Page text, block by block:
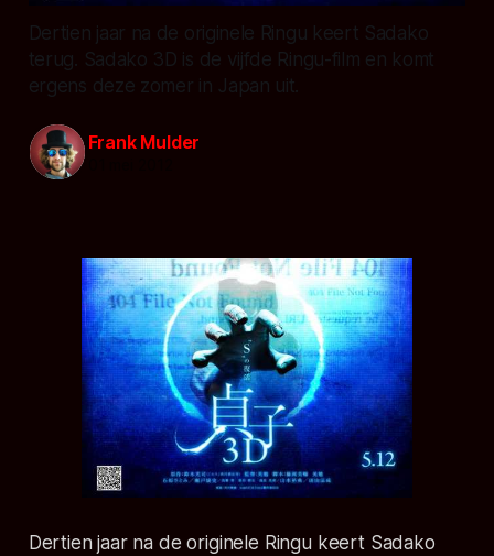
Dertien jaar na de originele Ringu keert Sadako
terug. Sadako 3D is de vijfde Ringu-film en komt
ergens deze zomer in Japan uit.
Frank Mulder
Dertien jaar na de originele Ringu keert Sadako